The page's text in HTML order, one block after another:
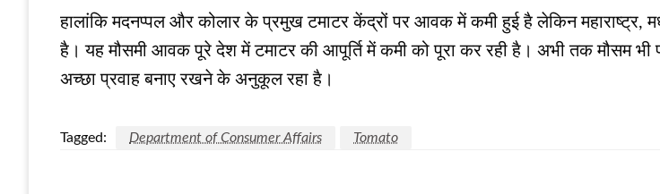
हालांकि मदनप्पल और कोलार के प्रमुख टमाटर केंद्रों पर आवक में कमी हुई है लेकिन
है। यह मौसमी आवक पूरे देश में टमाटर की आपूर्ति में कमी को पूरा कर रही है। अभी तक
अच्छा प्रवाह बनाए रखने के अनुकूल रहा है।
Tagged: Department of Consumer Affairs Tomato